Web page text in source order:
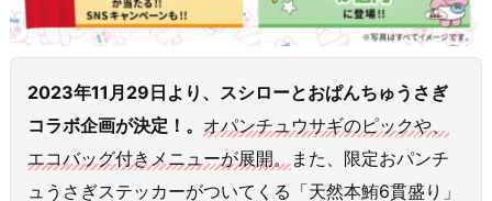
2023年11月29日より、スシローとおぱんちゅうさぎ
コラボ企画が決定！。 オパンチュウサギのピックや、
エコバッグ付きメニューが展開。また、限定おパンチ
ュうさぎステッカーがついてくる「天然本鮪6貫盛り」